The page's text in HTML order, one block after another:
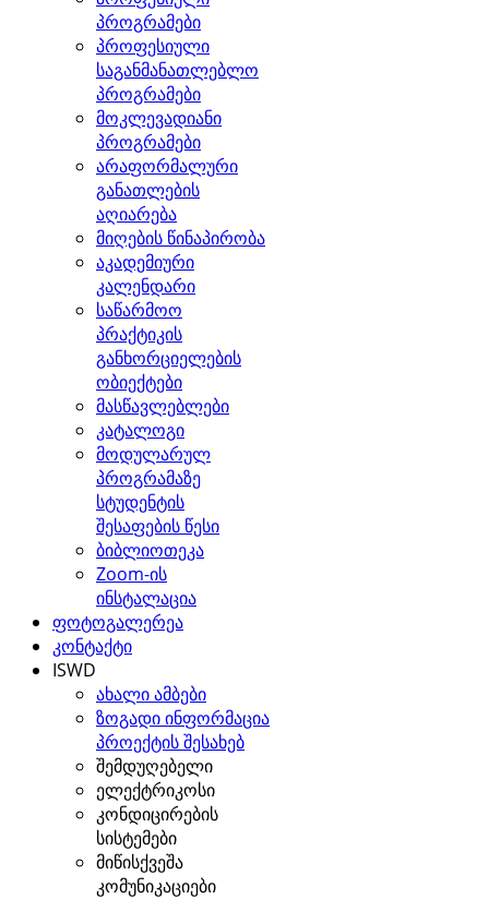
პროგრამები
პროფესიული
საგანმანათლებლო
პროგრამები
მოკლევადიანი
პროგრამები
არაფორმალური
განათლების
აღიარება
მიღების წინაპირობა
აკადემიური
კალენდარი
საწარმოო
პრაქტიკის
განხორციელების
ობიექტები
მასწავლებლები
კატალოგი
მოდულარულ
პროგრამაზე
სტუდენტის
შესაფების წესი
ბიბლიოთეკა
Zoom-ის
ინსტალაცია
ფოტოგალერეა
კონტაქტი
ISWD
ახალი ამბები
ზოგადი ინფორმაცია
პროექტის შესახებ
შემდუღებელი
ელექტრიკოსი
კონდიცირების
სისტემები
მიწისქვეშა
კომუნიკაციები